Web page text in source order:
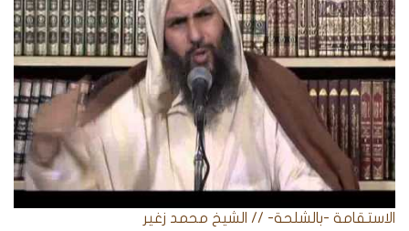
الاستقامة -بالشلحة- // الشيخ محمد زغير